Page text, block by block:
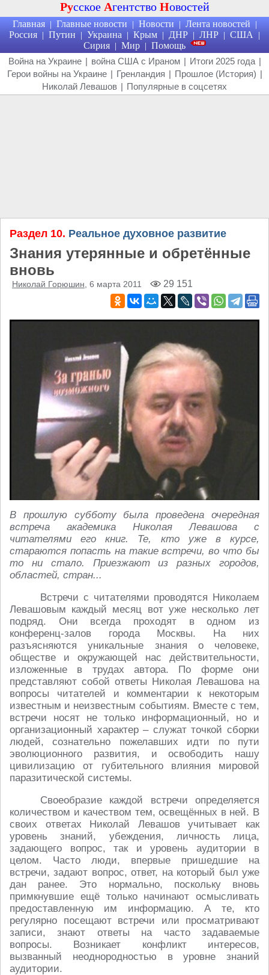
Русское Агентство Новостей
Главная | Главные новости | Новости | Лента новостей |
Россия | Путин | Украина | Крым | ДНР | ЛНР | США |
Сирия | Мир | Помощь
Война на Украине | война США с Ираном | Итоги 2025 года |
Герои войны на Украине | Гренландия | Прошлое (История) |
Николай Левашов | Популярные в соцсетях
Раздел 10. Реальное духовное развитие
Знания утерянные и обретённые
вновь
Николай Горюшин , 6 марта 2011 29 151
В прошлую субботу была проведена очередная
встреча академика Николая Левашова с
читателями его книг. Те, кто уже в курсе,
стараются попасть на такие встречи, во что бы
то ни стало. Приезжают из разных городов,
областей, стран...
Встречи с читателями проводятся Николаем
Левашовым каждый месяц вот уже несколько лет
подряд. Они всегда проходят в одном из
конференц-залов города Москвы. На них
разъясняются уникальные знания о человеке,
обществе и окружающей нас действительности,
изложенные в трудах автора. По форме они
представляют собой ответы Николая Левашова на
вопросы читателей и комментарии к некоторым
известным и неизвестным событиям. Вместе с тем,
встречи носят не только информационный, но и
организационный характер – служат точкой сборки
людей, сознательно пожелавших идти по пути
эволюционного развития, и освободить нашу
цивилизацию от губительного влияния мировой
паразитической системы.
Своеобразие каждой встречи определяется
количеством и качеством тем, освещённых в ней. В
своих ответах Николай Левашов учитывает как
уровень знаний, убеждения, личность лица,
задающего вопрос, так и уровень аудитории в
целом. Часто люди, впервые пришедшие на
встречи, задают вопрос, ответ, на который был уже
дан ранее. Это нормально, поскольку вновь
примкнувшие ещё только начинают осмысливать
предоставленную им информацию. А те, кто
регулярно посещают встречи или просматривают
записи, знают ответы на часто задаваемые
вопросы. Возникает конфликт интересов,
вызванный неоднородностью в уровне знаний
аудитории.